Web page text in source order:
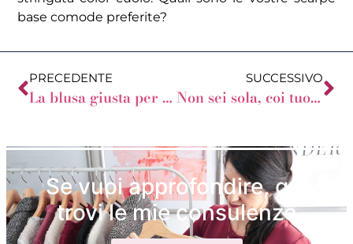
base comode preferite?
PRECEDENTE
La blusa giusta per la tua forma del corpo
SUCCESSIVO
Non sei sola, coi tuoi problemi
Se vuoi approfondire, qui
trovi le mie consulenze